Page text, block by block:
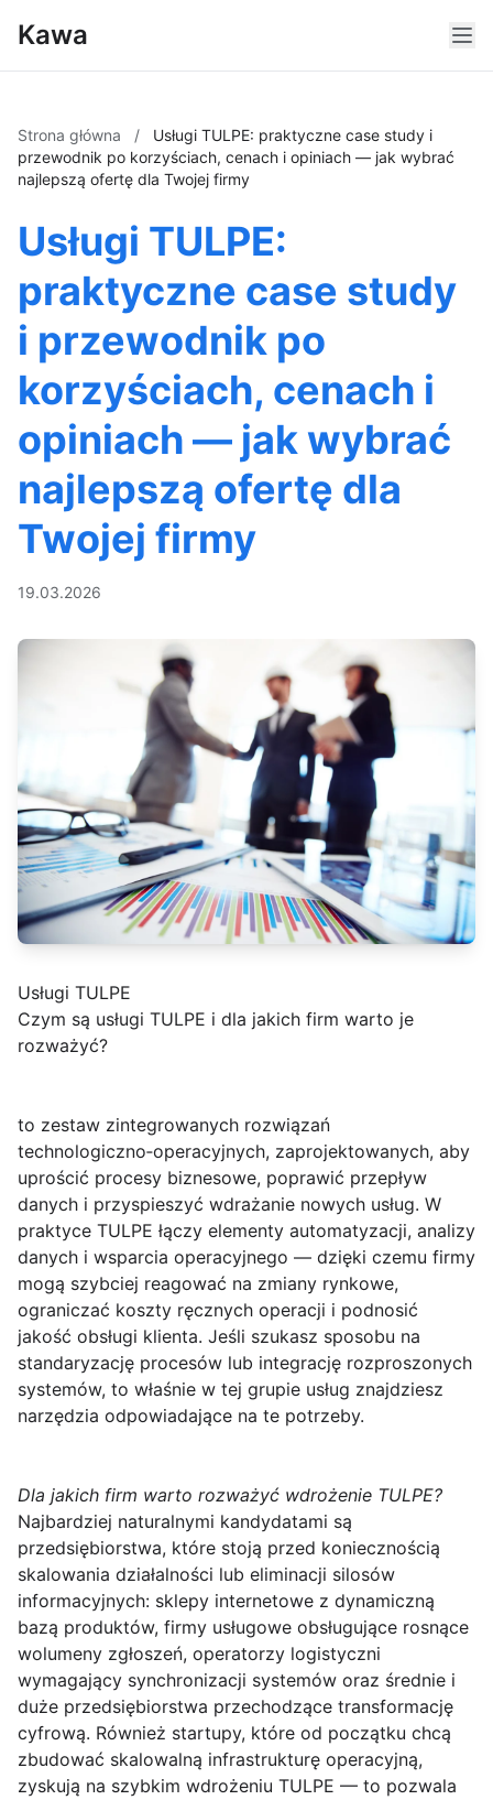
Kawa
Strona główna /
Usługi TULPE: praktyczne case study i
przewodnik po korzyściach, cenach i opiniach — jak wybrać
najlepszą ofertę dla Twojej firmy
Usługi TULPE:
praktyczne case study
i przewodnik po
korzyściach, cenach i
opiniach — jak wybrać
najlepszą ofertę dla
Twojej firmy
19.03.2026
Usługi TULPE
Czym są usługi TULPE i dla jakich firm warto je
rozważyć?
to zestaw zintegrowanych rozwiązań
technologiczno‑operacyjnych, zaprojektowanych, aby
uprościć procesy biznesowe, poprawić przepływ
danych i przyspieszyć wdrażanie nowych usług. W
praktyce TULPE łączy elementy automatyzacji, analizy
danych i wsparcia operacyjnego — dzięki czemu firmy
mogą szybciej reagować na zmiany rynkowe,
ograniczać koszty ręcznych operacji i podnosić
jakość obsługi klienta. Jeśli szukasz sposobu na
standaryzację procesów lub integrację rozproszonych
systemów, to właśnie w tej grupie usług znajdziesz
narzędzia odpowiadające na te potrzeby.
Dla jakich firm warto rozważyć wdrożenie TULPE?
Najbardziej naturalnymi kandydatami są
przedsiębiorstwa, które stoją przed koniecznością
skalowania działalności lub eliminacji silosów
informacyjnych: sklepy internetowe z dynamiczną
bazą produktów, firmy usługowe obsługujące rosnące
wolumeny zgłoszeń, operatorzy logistyczni
wymagający synchronizacji systemów oraz średnie i
duże przedsiębiorstwa przechodzące transformację
cyfrową. Również startupy, które od początku chcą
zbudować skalowalną infrastrukturę operacyjną,
zyskują na szybkim wdrożeniu TULPE — to pozwala